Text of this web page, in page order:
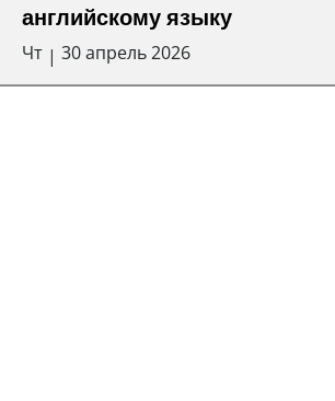
английскому языку
Чт | 30 апрель 2026